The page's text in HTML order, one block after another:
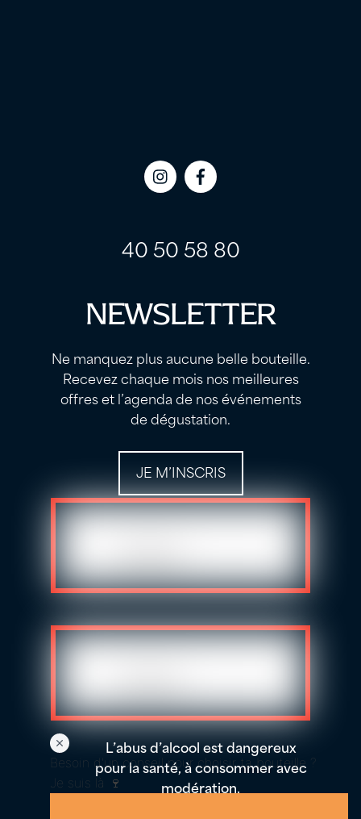
Icon
Icon
40 50 58 80
NEWSLETTER
Ne manquez plus aucune belle bouteille.
Recevez chaque mois nos meilleures
offres et l’agenda de nos événements
de dégustation.
JE M’INSCRIS
L’abus d’alcool est dangereux
pour la santé, à consommer avec
modération.
Besoin d'un conseil pour choisir ta bouteille ?
Je suis là 🍷